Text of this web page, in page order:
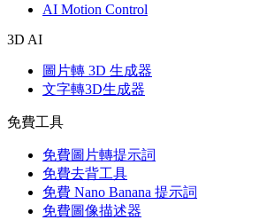
AI Motion Control
3D AI
圖片轉 3D 生成器
文字轉3D生成器
免費工具
免費圖片轉提示詞
免費去背工具
免費 Nano Banana 提示詞
免費圖像描述器